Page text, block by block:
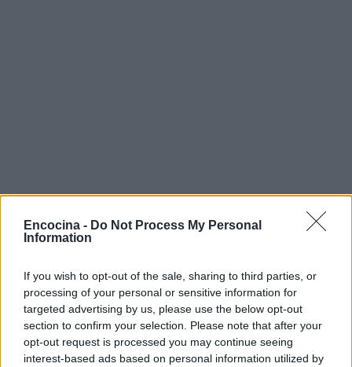
Encocina - Do Not Process My Personal
Information
If you wish to opt-out of the sale, sharing to third parties, or
processing of your personal or sensitive information for
targeted advertising by us, please use the below opt-out
section to confirm your selection. Please note that after your
opt-out request is processed you may continue seeing
interest-based ads based on personal information utilized by
POSTRES